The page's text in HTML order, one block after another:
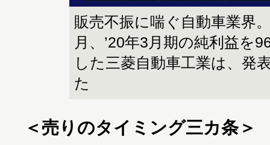
販売不振に喘ぐ自動車業界
月、’20年3月期の純利益を
した三菱自動車工業は、発
た
＜売りのタイミング三カ条＞